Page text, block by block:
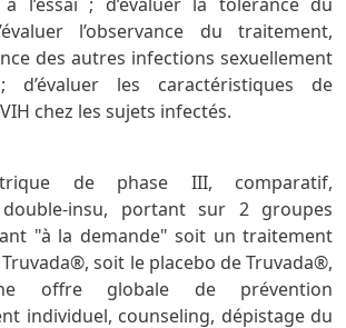
l’observance du traitement,
des autres infections sexuellement
d’évaluer les caractéristiques de
chez les sujets infectés.
de phase III, comparatif,
insu, portant sur 2 groupes
"à la demande" soit un traitement
soit le placebo de Truvada®,
offre globale de prévention
individuel, counseling, dépistage du